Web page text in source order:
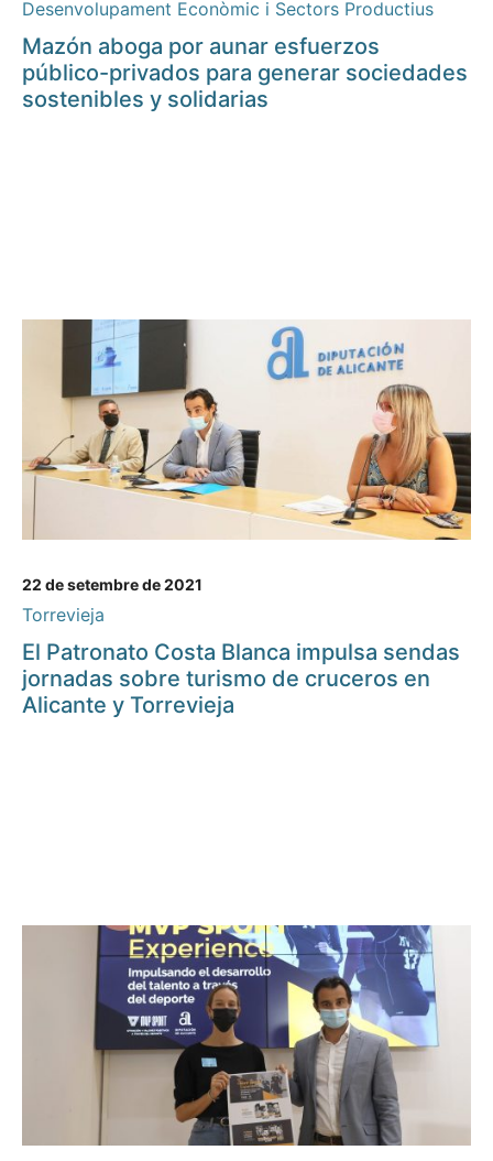
Desenvolupament Econòmic i Sectors Productius
Mazón aboga por aunar esfuerzos
público-privados para generar sociedades
sostenibles y solidarias
22 de setembre de 2021
Torrevieja
El Patronato Costa Blanca impulsa sendas
jornadas sobre turismo de cruceros en
Alicante y Torrevieja